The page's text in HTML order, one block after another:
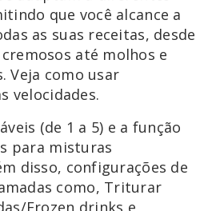
que você alcance a
as suas receitas, desde
até molhos e
Veja como usar
velocidades.
(de 1 a 5) e a função
para misturas
disso, configurações de
como, Triturar
Frozen drinks e